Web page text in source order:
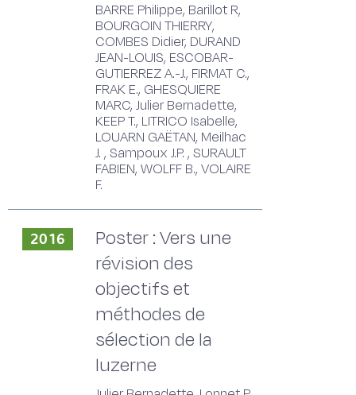
BARRE Philippe, Barillot R,
BOURGOIN THIERRY,
COMBES Didier, DURAND
JEAN-LOUIS, ESCOBAR-
GUTIERREZ A.-J., FIRMAT C.,
FRAK E., GHESQUIERE
MARC, Julier Bernadette,
KEEP T., LITRICO Isabelle,
LOUARN GAËTAN, Meilhac
J. , Sampoux J.P. , SURAULT
FABIEN, WOLFF B., VOLAIRE
F.
2016
Poster : Vers une
révision des
objectifs et
méthodes de
sélection de la
luzerne